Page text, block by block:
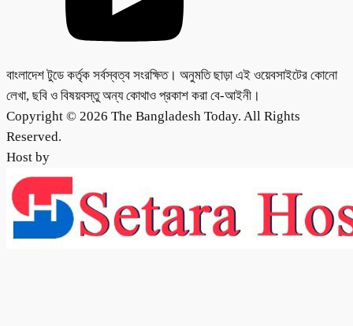
বাংলাদেশ টুডে কর্তৃক সর্বস্বত্ব সংরক্ষিত। অনুমতি ছাড়া এই ওয়েবসাইটের কোনো
লেখা, ছবি ও বিষয়বস্তু অন্য কোথাও প্রকাশ করা বে-আইনী।
Copyright © 2026 The Bangladesh Today. All Rights
Reserved.
Host by